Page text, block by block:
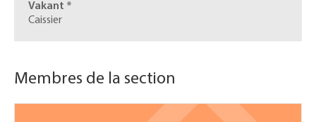
Vakant *
Caissier
Membres de la section